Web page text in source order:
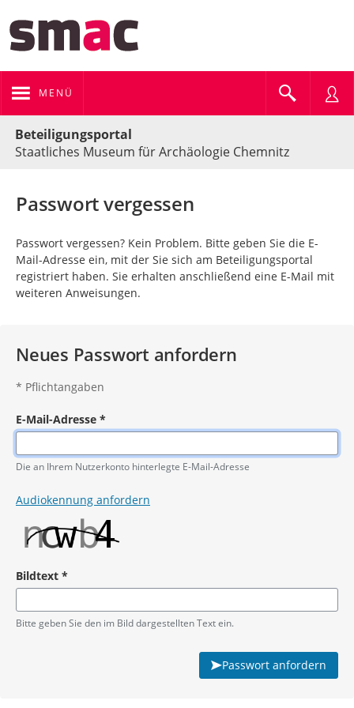
MENÜ
Beteiligungsportal
Staatliches Museum für Archäologie Chemnitz
Passwort vergessen
Passwort vergessen? Kein Problem. Bitte geben Sie die E-
Mail-Adresse ein, mit der Sie sich am Beteiligungsportal
registriert haben. Sie erhalten anschließend eine E-Mail mit
weiteren Anweisungen.
Neues Passwort anfordern
* Pflichtangaben
E-Mail-Adresse *
Pflichtangabe
Die an Ihrem Nutzerkonto hinterlegte E-Mail-Adresse
Audiokennung anfordern
Bildtext *
Pflichtangabe
Bitte geben Sie den im Bild dargestellten Text ein.
Passwort anfordern